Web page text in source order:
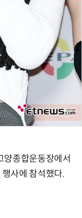
양종합운동장에서
사에 참석했다.